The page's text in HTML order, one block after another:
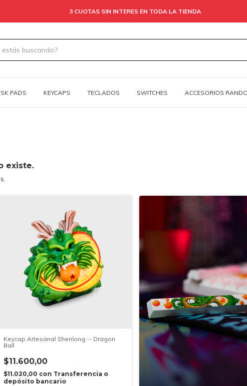
3 CUOTAS SIN INTERES EN TODA LA TIENDA
PADS KEYCAPS TECLADOS SWITCHES ACCESORIOS
existe.
Keycap Artesanal Shenlong -- Dragon
Ball
$11.600,00
$11.020,00 con Transferencia o
depósito bancario